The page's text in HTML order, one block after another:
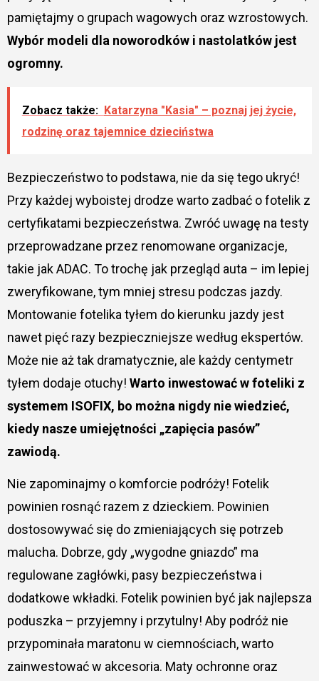
pamiętajmy o grupach wagowych oraz wzrostowych.
Wybór modeli dla noworodków i nastolatków jest
ogromny.
Zobacz także: Katarzyna "Kasia" – poznaj jej życie,
rodzinę oraz tajemnice dzieciństwa
Bezpieczeństwo to podstawa, nie da się tego ukryć!
Przy każdej wyboistej drodze warto zadbać o fotelik z
certyfikatami bezpieczeństwa. Zwróć uwagę na testy
przeprowadzane przez renomowane organizacje,
takie jak ADAC. To trochę jak przegląd auta – im lepiej
zweryfikowane, tym mniej stresu podczas jazdy.
Montowanie fotelika tyłem do kierunku jazdy jest
nawet pięć razy bezpieczniejsze według ekspertów.
Może nie aż tak dramatycznie, ale każdy centymetr
tyłem dodaje otuchy! Warto inwestować w foteliki z
systemem ISOFIX, bo można nigdy nie wiedzieć,
kiedy nasze umiejętności „zapięcia pasów”
zawiodą.
Nie zapominajmy o komforcie podróży! Fotelik
powinien rosnąć razem z dzieckiem. Powinien
dostosowywać się do zmieniających się potrzeb
malucha. Dobrze, gdy „wygodne gniazdo” ma
regulowane zagłówki, pasy bezpieczeństwa i
dodatkowe wkładki. Fotelik powinien być jak najlepsza
poduszka – przyjemny i przytulny! Aby podróż nie
przypominała maratonu w ciemnościach, warto
zainwestować w akcesoria. Maty ochronne oraz